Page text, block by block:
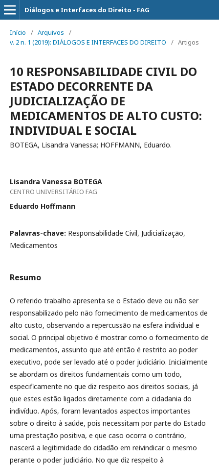
Diálogos e Interfaces do Direito - FAG
Início / Arquivos
/
v. 2 n. 1 (2019): DIÁLOGOS E INTERFACES DO DIREITO
/ Artigos
10 RESPONSABILIDADE CIVIL DO
ESTADO DECORRENTE DA
JUDICIALIZAÇÃO DE
MEDICAMENTOS DE ALTO CUSTO:
INDIVIDUAL E SOCIAL
BOTEGA, Lisandra Vanessa; HOFFMANN, Eduardo.
Lisandra Vanessa BOTEGA
CENTRO UNIVERSITÁRIO FAG
Eduardo Hoffmann
Palavras-chave: Responsabilidade Civil, Judicialização,
Medicamentos
Resumo
O referido trabalho apresenta se o Estado deve ou não ser
responsabilizado pelo não fornecimento de medicamentos de
alto custo, observando a repercussão na esfera individual e
social. O principal objetivo é mostrar como o fornecimento de
medicamentos, assunto que até então é restrito ao poder
executivo, pode ser levado até o poder judiciário. Inicialmente
se abordam os direitos fundamentais como um todo,
especificamente no que diz respeito aos direitos sociais, já
que estes estão ligados diretamente com a cidadania do
indivíduo. Após, foram levantados aspectos importantes
sobre o direito à saúde, pois necessitam por parte do Estado
uma prestação positiva, e que caso ocorra o contrário,
nascerá a legitimidade do cidadão em reivindicar o mesmo
perante o poder judiciário. No que diz respeito à